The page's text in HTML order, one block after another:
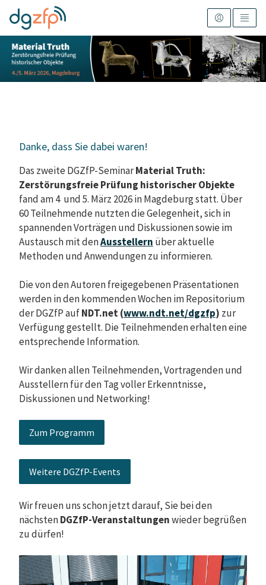
Danke, dass Sie dabei waren!
Das zweite DGZfP-SeminarMaterial Truth:
Zerstörungsfreie Prüfung historischer Objekte
fand am 4 und 5. März 2026 in Magdeburg statt. Über
60 Teilnehmende nutzten die Gelegenheit, sich in
spannenden Vorträgen und Diskussionen sowie im
Austausch mit denAusstellern über aktuelle
Methoden und Anwendungen zu informieren.
Die von den Autoren freigegebenen Präsentationen
werden in den kommenden Wochen im Repositorium
der DGZfP aufNDT.net (www.ndt.net/dgzfp) zur
Verfügung gestellt. Die Teilnehmenden erhalten eine
entsprechende Information.
Wir danken allen Teilnehmenden, Vortragenden und
Ausstellern für den Tag voller Erkenntnisse,
Diskussionen und Networking!
Zum Programm
Weitere DGZfP-Events
Wir freuen uns schon jetzt darauf, Sie bei den
nächstenDGZfP-Veranstaltungenwieder begrüßen
zu dürfen!